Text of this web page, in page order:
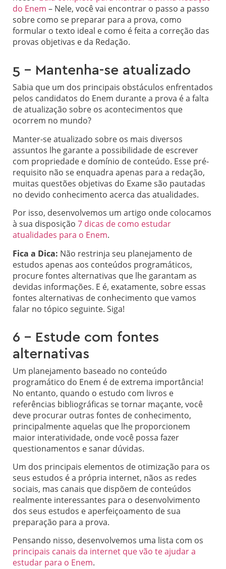
do Enem – Nele, você vai encontrar o passo a passo
sobre como se preparar para a prova, como
formular o texto ideal e como é feita a correção das
provas objetivas e da Redação.
5 – Mantenha-se atualizado
Sabia que um dos principais obstáculos enfrentados
pelos candidatos do Enem durante a prova é a falta
de atualização sobre os acontecimentos que
ocorrem no mundo?
Manter-se atualizado sobre os mais diversos
assuntos lhe garante a possibilidade de escrever
com propriedade e domínio de conteúdo. Esse pré-
requisito não se enquadra apenas para a redação,
muitas questões objetivas do Exame são pautadas
no devido conhecimento acerca das atualidades.
Por isso, desenvolvemos um artigo onde colocamos
à sua disposição 7 dicas de como estudar
atualidades para o Enem.
Fica a Dica: Não restrinja seu planejamento de
estudos apenas aos conteúdos programáticos,
procure fontes alternativas que lhe garantam as
devidas informações. E é, exatamente, sobre essas
fontes alternativas de conhecimento que vamos
falar no tópico seguinte. Siga!
6 – Estude com fontes
alternativas
Um planejamento baseado no conteúdo
programático do Enem é de extrema importância!
No entanto, quando o estudo com livros e
referências bibliográficas se tornar maçante, você
deve procurar outras fontes de conhecimento,
principalmente aquelas que lhe proporcionem
maior interatividade, onde você possa fazer
questionamentos e sanar dúvidas.
Um dos principais elementos de otimização para os
seus estudos é a própria internet, nãos as redes
sociais, mas canais que dispõem de conteúdos
realmente interessantes para o desenvolvimento
dos seus estudos e aperfeiçoamento de sua
preparação para a prova.
Pensando nisso, desenvolvemos uma lista com os
principais canais da internet que vão te ajudar a
estudar para o Enem.